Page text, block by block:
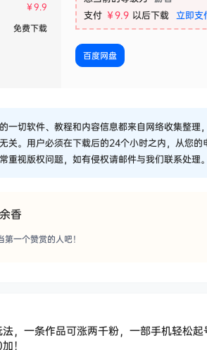
￥9.9
免费下载
支付 ￥9.9 以后下载 立即支
百度网盘
一切软件、教程和内容信息都来自网络收集整
关。用户必须在下载后的24个小时之内，从您
重视版权问题，如有侵权请邮件与我们联系处理
香
一个赞赏的人吧！
，一条作品可涨两千粉，一部手机轻松起
！